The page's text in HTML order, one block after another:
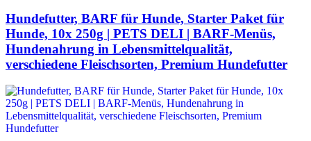
Hundefutter, BARF für Hunde, Starter Paket für
Hunde, 10x 250g | PETS DELI | BARF-Menüs,
Hundenahrung in Lebensmittelqualität,
verschiedene Fleischsorten, Premium Hundefutter